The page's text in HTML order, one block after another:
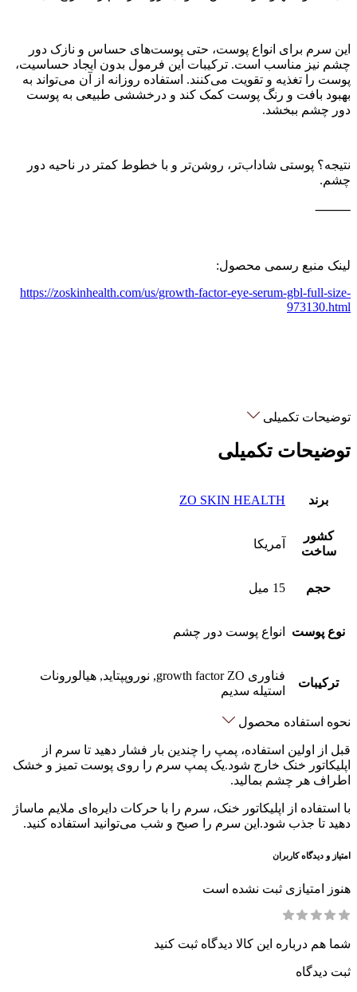
این سرم برای انواع پوست، حتی پوست‌های حساس و نازک دور
چشم نیز مناسب است. ترکیبات این فرمول بدون ایجاد حساسیت،
پوست را تغذیه و تقویت می‌کنند. استفاده روزانه از آن می‌تواند به
بهبود بافت و رنگ پوست کمک کند و درخششی طبیعی به پوست
دور چشم ببخشد.
نتیجه؟ پوستی شاداب‌تر، روشن‌تر و با خطوط کمتر در ناحیه دور
چشم.
⸻
لینک منبع رسمی محصول:
https://zoskinhealth.com/us/growth-factor-eye-serum-gbl-full-size-
973130.html
توضیحات تکمیلی
توضیحات تکمیلی
برند ZO SKIN HEALTH
کشور
ساخت
آمریکا
حجم 15 میل
نوع پوست انواع پوست دور چشم
ترکیبات
فناوری growth factor ZO, نوروپپتاید, هیالورونات
استیله سدیم
نحوه استفاده محصول
قبل از اولین استفاده، پمپ را چندین بار فشار دهید تا سرم از
اپلیکاتور خنک خارج شود.یک پمپ سرم را روی پوست تمیز و خشک
اطراف هر چشم بمالید.
با استفاده از اپلیکاتور خنک، سرم را با حرکات دایره‌ای ملایم ماساژ
دهید تا جذب شود.این سرم را صبح و شب می‌توانید استفاده کنید.
امتیاز و دیدگاه کاربران
هنوز امتیازی ثبت نشده است
شما هم درباره این کالا دیدگاه ثبت کنید
ثبت دیدگاه